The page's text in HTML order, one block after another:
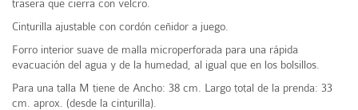
trasera que cierra con velcro.
Cinturilla ajustable con cordón ceñidor a juego.
Forro interior suave de malla microperforada para una rápida
evacuación del agua y de la humedad, al igual que en los bolsillos.
Para una talla M tiene de Ancho: 38 cm. Largo total de la prenda: 33
cm. aprox. (desde la cinturilla).